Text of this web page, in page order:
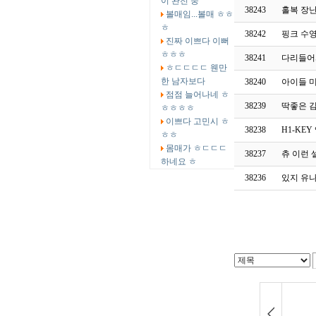
볼매임...볼매 ㅎㅎ
ㅎ
진짜 이쁘다 이뻐
ㅎㅎㅎ
ㅎㄷㄷㄷㄷ 웬만
한 남자보다
점점 늘어나네 ㅎ
ㅎㅎㅎㅎ
이쁘다 고민시 ㅎ
ㅎㅎ
몸매가 ㅎㄷㄷㄷ
하네요 ㅎ
38243 홀복 장
38242 핑크 수
38241 다리들
38240 아이들
38239 딱좋은
38238 H1-KEY
38237 츄 이런
38236 있지 유